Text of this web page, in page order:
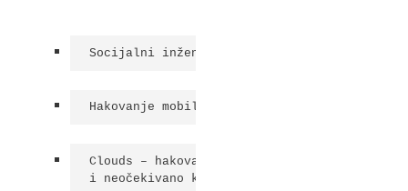
Socijalni inženjering
Hakovanje mobilnih uredjaja
Clouds – hakovanje, razbijanje
i neočekivano korišćenje